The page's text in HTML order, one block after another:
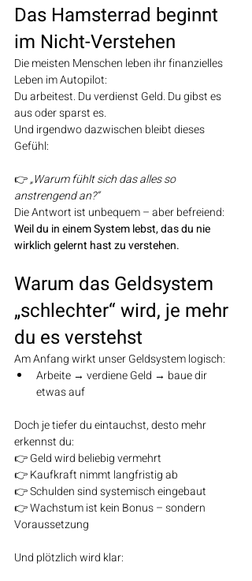
Das Hamsterrad beginnt
im Nicht-Verstehen
Die meisten Menschen leben ihr finanzielles
Leben im Autopilot:
Du arbeitest. Du verdienst Geld. Du gibst es
aus oder sparst es.
Und irgendwo dazwischen bleibt dieses
Gefühl:
👉 „Warum fühlt sich das alles so
anstrengend an?“
Die Antwort ist unbequem – aber befreiend:
Weil du in einem System lebst, das du nie
wirklich gelernt hast zu verstehen.
Warum das Geldsystem
„schlechter“ wird, je mehr
du es verstehst
Am Anfang wirkt unser Geldsystem logisch:
Arbeite → verdiene Geld → baue dir
etwas auf
Doch je tiefer du eintauchst, desto mehr
erkennst du:
👉 Geld wird beliebig vermehrt
👉 Kaufkraft nimmt langfristig ab
👉 Schulden sind systemisch eingebaut
👉 Wachstum ist kein Bonus – sondern
Voraussetzung
Und plötzlich wird klar: